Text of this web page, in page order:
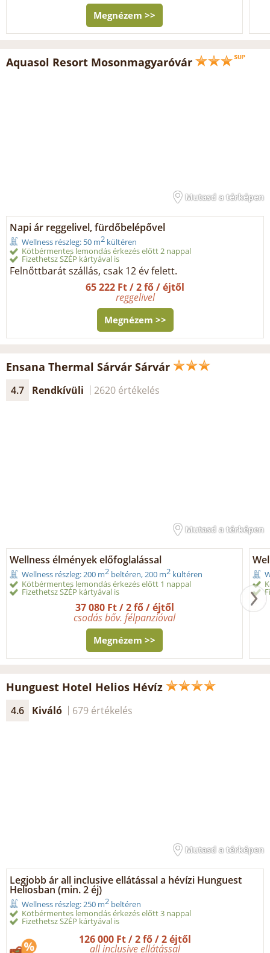
Megnézem >>
Aquasol Resort Mosonmagyaróvár
Mutasd a térképen
Napi ár reggelivel, fürdőbelépővel
Wellness részleg: 50 m2 kültéren
Kötbérmentes lemondás érkezés előtt 2 nappal
Fizethetsz SZÉP kártyával is
Felnőttbarát szállás, csak 12 év felett.
65 222 Ft / 2 fő / éjtől
reggelivel
Megnézem >>
Ensana Thermal Sárvár Sárvár
4.7 Rendkívüli 2620 értékelés
Mutasd a térképen
Wellness élmények előfoglalással
Wellness részleg: 200 m2 beltéren, 200 m2 kültéren
Kötbérmentes lemondás érkezés előtt 1 nappal
Fizethetsz SZÉP kártyával is
37 080 Ft / 2 fő / éjtől
csodás bőv. félpanzióval
Megnézem >>
Hunguest Hotel Helios Hévíz
4.6 Kiváló 679 értékelés
Mutasd a térképen
Legjobb ár all inclusive ellátással a hévízi Hunguest
Heliosban (min. 2 éj)
Wellness részleg: 250 m2 beltéren
Kötbérmentes lemondás érkezés előtt 3 nappal
Fizethetsz SZÉP kártyával is
126 000 Ft / 2 fő / 2 éjtől
all inclusive ellátással